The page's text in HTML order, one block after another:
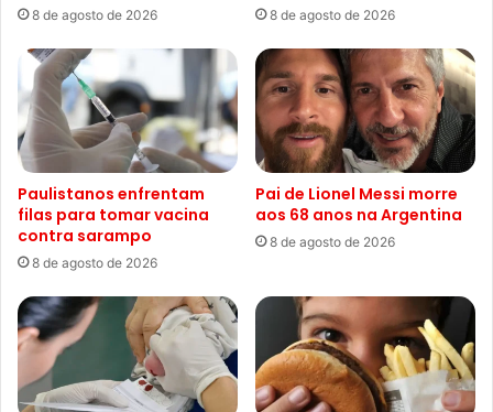
8 de agosto de 2026 8 de agosto de 2026
Paulistanos enfrentam
filas para tomar vacina
contra sarampo
8 de agosto de 2026
Pai de Lionel Messi morre
aos 68 anos na Argentina
8 de agosto de 2026